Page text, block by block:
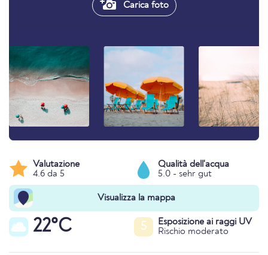
Carica foto
Valutazione
4.6 da 5
Qualità dell'acqua
5.0 - sehr gut
Visualizza la mappa
22°C 5
Esposizione ai raggi UV
Rischio moderato